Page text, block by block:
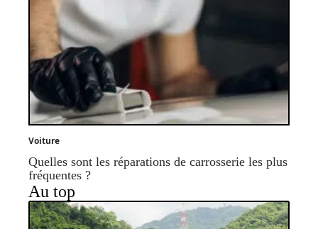
Voiture
Quelles sont les réparations de carrosserie les plus
fréquentes ?
Au top